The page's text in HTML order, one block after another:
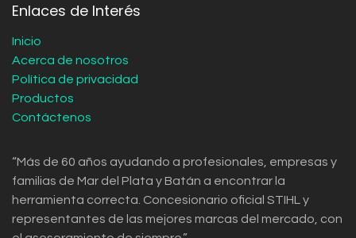
Enlaces de Interés
Inicio
Acerca de nosotros
Política de privacidad
Productos
Contáctenos
“Más de 60 años ayudando a profesionales, empresas y
familias de Mar del Plata y Batán a encontrar la
herramienta correcta. Concesionario oficial STIHL y
representantes de las mejores marcas del mercado, con